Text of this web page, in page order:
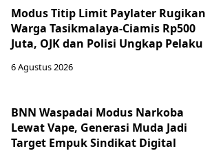
Modus Titip Limit Paylater Rugikan
Warga Tasikmalaya-Ciamis Rp500
Juta, OJK dan Polisi Ungkap Pelaku
6 Agustus 2026
BNN Waspadai Modus Narkoba
Lewat Vape, Generasi Muda Jadi
Target Empuk Sindikat Digital